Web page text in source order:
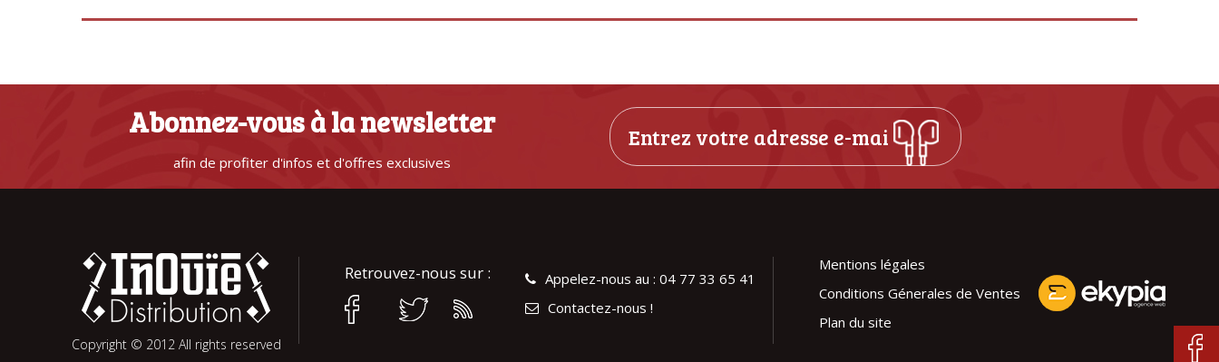
Abonnez-vous à la newsletter
afin de profiter d'infos et d'offres exclusives
Copyright © 2012 All rights reserved
Retrouvez-nous sur :
Appelez-nous au : 04 77 33 65 41
Contactez-nous !
Mentions légales
Conditions Génerales de Ventes
Plan du site